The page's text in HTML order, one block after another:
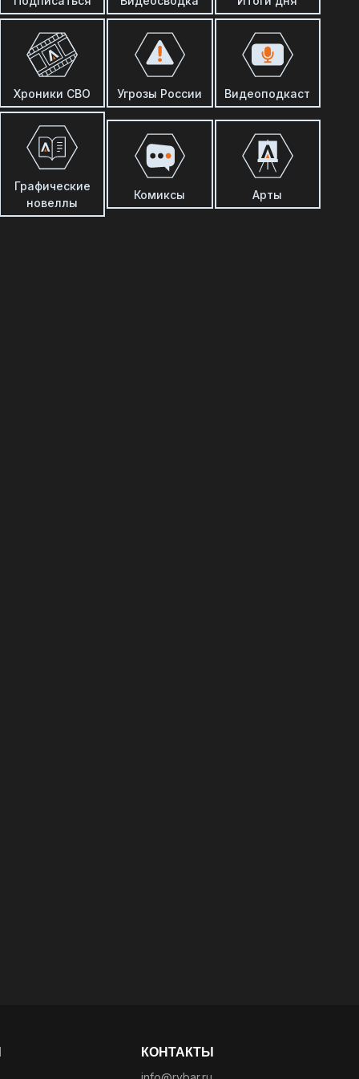
Хроники СВО Угрозы России Видеоподкаст
Графические
новеллы
Комиксы Арты
КОНТАКТЫ